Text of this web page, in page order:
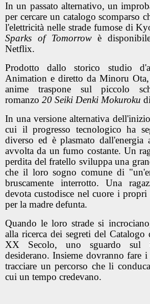
In un passato alternativo, un
per cercare un catalogo scomparso
l'elettricità nelle strade fumose di
Sparks of Tomorrowè
Netflix.
Prodotto dallo storico studio
Animation e diretto da Minoru Ota
anime traspone sul piccolo
romanzo 20 Seiki Denki Mokuroku
In una versione alternativa
cui il progresso tecnologico ha
diverso ed è plasmato
avvolta da un fumo costante. Un
perdita del fratello sviluppa una
che il loro sogno comune di
bruscamente interrotto. Una
devota custodisce nel cuore i
per la madre defunta.
Quando le loro strade si
alla ricerca dei segreti del Catalogo
XX Secolo, uno sguardo sul
desiderano. Insieme dovranno fare
tracciare un percorso che li
cui un tempo credevano.